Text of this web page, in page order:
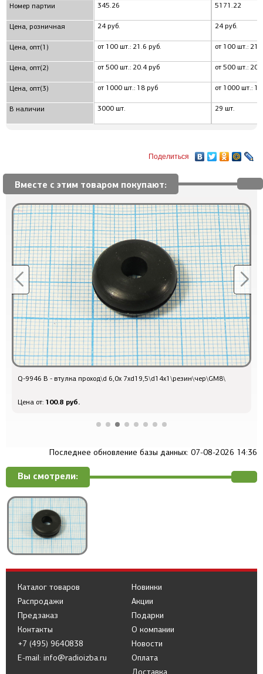
Номер партии
Цена, розничная
Цена, опт(1)
Цена, опт(2)
Цена, опт(3)
В наличии
345.26
24 руб.
от 100 шт.: 21.6 руб.
от 500 шт.: 20.4 руб
от 1000 шт.: 18 руб
3000 шт.
5171.22
24 руб.
от 100 шт.:
от 500 шт.:
от 1000 шт.:
29 шт.
Поделиться
Вместе с этим товаром покупают:
Q-9946 B - втулка проход\d 6,0x 7xd19,5\d14x1\резин\чер\GM8\
Цена от: 100.8 руб.
Последнее обновление базы данных: 07-08-2026 14:36
Вы смотрели:
Каталог товаров
Распродажи
Предзаказ
Новинки
Акции
Подарки
Контакты
+7 (495) 9640838
E-mail: info@radioizba.ru
О компании
Новости
Оплата
Доставка